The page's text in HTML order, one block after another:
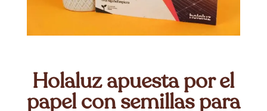
Holaluz apuesta por el
papel con semillas para